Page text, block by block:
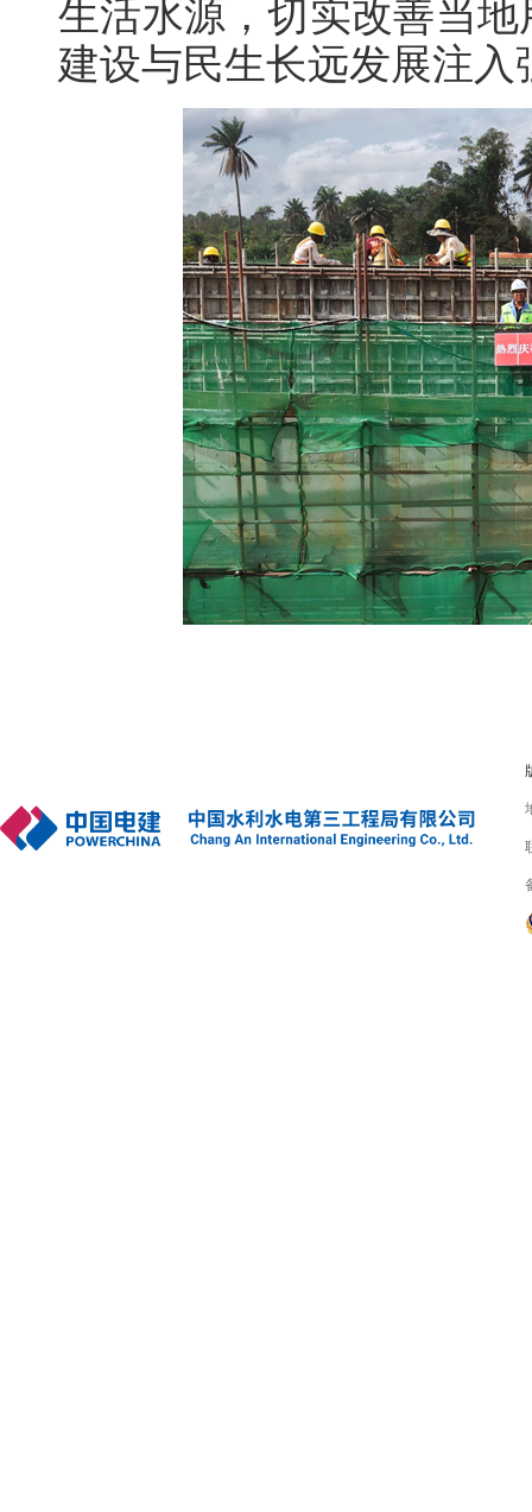
生活水源，切实改善当
建设与民生长远发展注入